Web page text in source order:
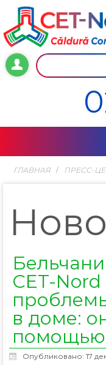
ГЛАВНАЯ ПРЕСС-
CET-
в доме:
помощью
Опубликовано: 17